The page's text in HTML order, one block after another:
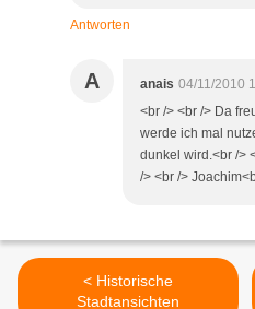
Antworten
A anais 04/11/2010
<br /> <br /> Da
werde ich mal
dunkel wird.<br />
/> <br />
< Historische
Stadtansichten